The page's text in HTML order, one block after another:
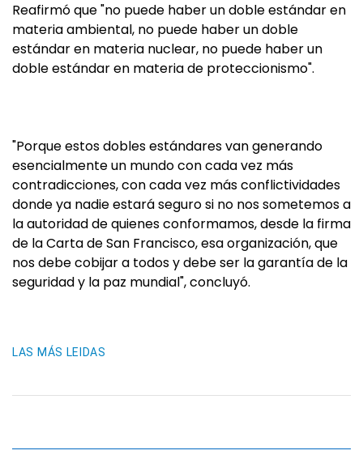
Reafirmó que "no puede haber un doble estándar en
materia ambiental, no puede haber un doble
estándar en materia nuclear, no puede haber un
doble estándar en materia de proteccionismo".
"Porque estos dobles estándares van generando
esencialmente un mundo con cada vez más
contradicciones, con cada vez más conflictividades
donde ya nadie estará seguro si no nos sometemos a
la autoridad de quienes conformamos, desde la firma
de la Carta de San Francisco, esa organización, que
nos debe cobijar a todos y debe ser la garantía de la
seguridad y la paz mundial", concluyó.
LAS MÁS LEIDAS